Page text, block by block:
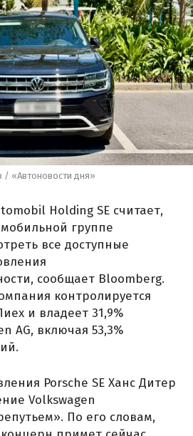
/ «Автоновости дня»
Holding SE считает,
группе
все доступные
сообщает Bloomberg.
контролируется
и владеет 31,9%
AG, включая 53,3%
Porsche SE Ханс Дитер
Volkswagen
По его словам,